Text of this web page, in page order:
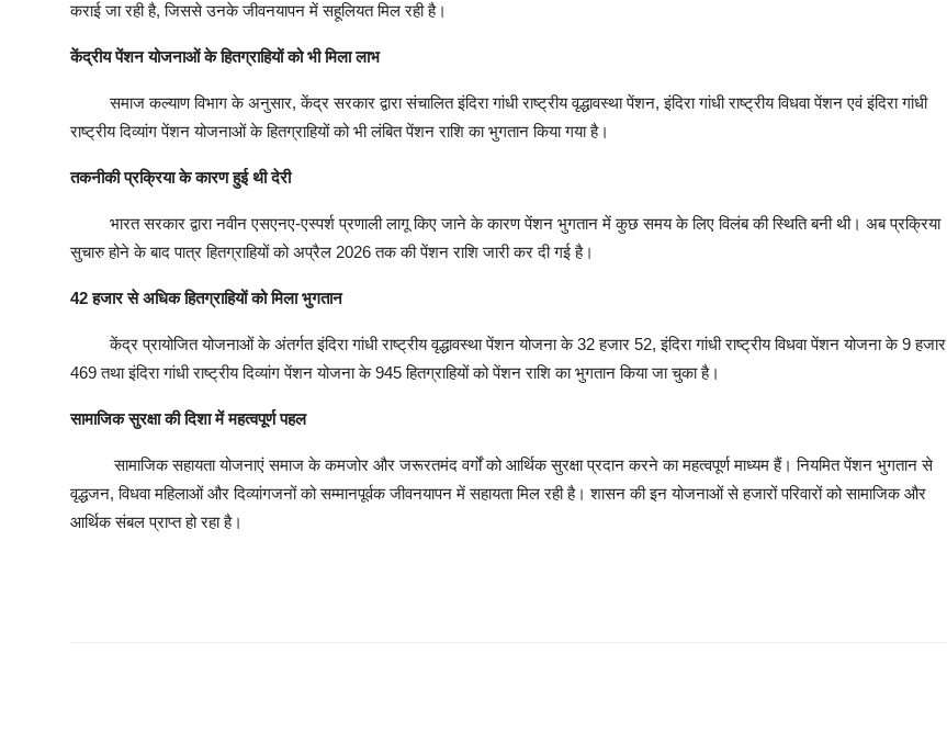
कराई जा रही है, जिससे उनके जीवनयापन में सहूलियत मिल रही है।
केंद्रीय पेंशन योजनाओं के हितग्राहियों को भी मिला लाभ
समाज कल्याण विभाग के अनुसार, केंद्र सरकार द्वारा संचालित इंदिरा गांधी राष्ट्रीय वृद्धावस्था पेंशन, इंदिरा गांधी राष्ट्रीय विधवा पेंशन एवं इंदिरा गांधी
राष्ट्रीय दिव्यांग पेंशन योजनाओं के हितग्राहियों को भी लंबित पेंशन राशि का भुगतान किया गया है।
तकनीकी प्रक्रिया के कारण हुई थी देरी
भारत सरकार द्वारा नवीन एसएनए-एस्पर्श प्रणाली लागू किए जाने के कारण पेंशन भुगतान में कुछ समय के लिए विलंब की स्थिति बनी थी। अब प्रक्रिया
सुचारु होने के बाद पात्र हितग्राहियों को अप्रैल 2026 तक की पेंशन राशि जारी कर दी गई है।
42 हजार से अधिक हितग्राहियों को मिला भुगतान
केंद्र प्रायोजित योजनाओं के अंतर्गत इंदिरा गांधी राष्ट्रीय वृद्धावस्था पेंशन योजना के 32 हजार 52, इंदिरा गांधी राष्ट्रीय विधवा पेंशन योजना के 9 हजार
469 तथा इंदिरा गांधी राष्ट्रीय दिव्यांग पेंशन योजना के 945 हितग्राहियों को पेंशन राशि का भुगतान किया जा चुका है।
सामाजिक सुरक्षा की दिशा में महत्वपूर्ण पहल
सामाजिक सहायता योजनाएं समाज के कमजोर और जरूरतमंद वर्गों को आर्थिक सुरक्षा प्रदान करने का महत्वपूर्ण माध्यम हैं। नियमित पेंशन भुगतान से
वृद्धजन, विधवा महिलाओं और दिव्यांगजनों को सम्मानपूर्वक जीवनयापन में सहायता मिल रही है। शासन की इन योजनाओं से हजारों परिवारों को सामाजिक और
आर्थिक संबल प्राप्त हो रहा है।